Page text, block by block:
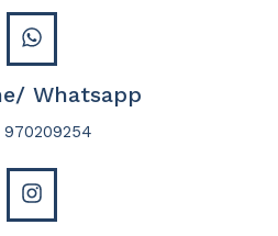
Whatsapp
970209254